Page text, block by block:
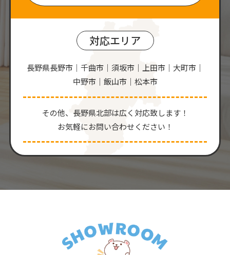
対応エリア
長野県長野市｜千曲市｜須坂市｜上田市｜大町市｜
中野市｜飯山市｜松本市
その他、⻑野県北部は広く対応致します！
お気軽にお問い合わせください！